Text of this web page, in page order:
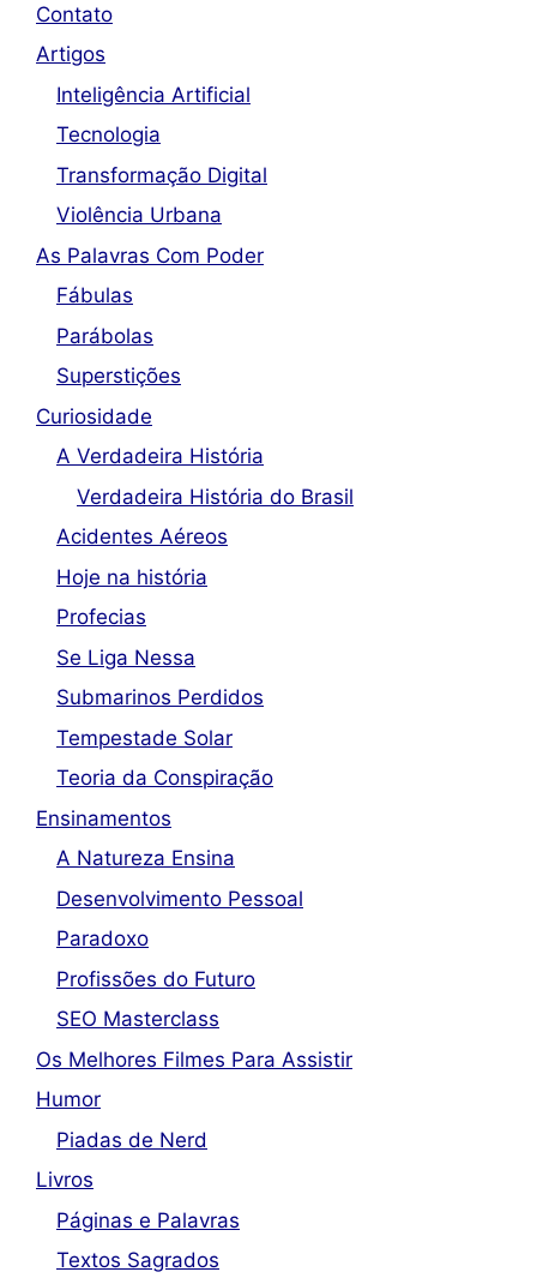
Contato
Artigos
Inteligência Artificial
Tecnologia
Transformação Digital
Violência Urbana
As Palavras Com Poder
Fábulas
Parábolas
Superstições
Curiosidade
A Verdadeira História
Verdadeira História do Brasil
Acidentes Aéreos
Hoje na história
Profecias
Se Liga Nessa
Submarinos Perdidos
Tempestade Solar
Teoria da Conspiração
Ensinamentos
A Natureza Ensina
Desenvolvimento Pessoal
Paradoxo
Profissões do Futuro
SEO Masterclass
Os Melhores Filmes Para Assistir
Humor
Piadas de Nerd
Livros
Páginas e Palavras
Textos Sagrados